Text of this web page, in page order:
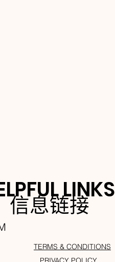
TERMS & CONDITIONS
LINKS
信息链接